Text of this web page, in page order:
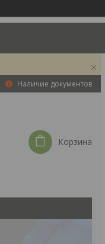
Наличие документов
Корзина